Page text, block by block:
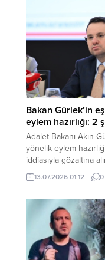
tedbirli olmaya
Çevre, Şehircilik ve
Bakanlığı
ülke genelini
Bakan Gürlek’in
eylem hazırlığı: 2
Adalet Bakanı Akın
yönelik eylem
iddiasıyla gözaltına
çıkarıldıkları
cezaevine gönderildi.
tarafından yürütülen
soruşturma
alınan şüphelilerin
tamamlandı.
sorgularının
13.07.2026 01:12 0